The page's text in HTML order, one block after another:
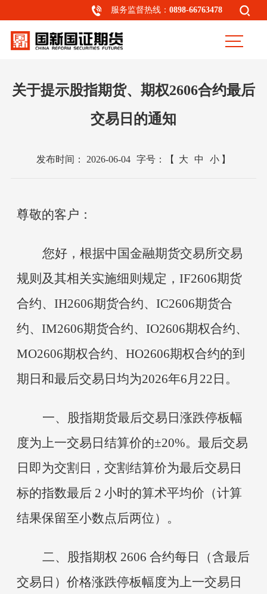
服务监督热线：0898-66763478
关于提示股指期货、期权2606合约最后
交易日的通知
发布时间： 2026-06-04 字号： 【 大 中 小 】
尊敬的客户：
您好，根据中国金融期货交易所交易
规则及其相关实施细则规定， IF2606期货
合约、IH2606期货合约、IC2606期货合
约、IM2606期货合约、IO2606期权合约、
MO2606期权合约、HO2606期权合约的到
期日和最后交易日均为2026年6月22日。
一、股指期货最后交易日涨跌停板幅
度为上一交易日结算价的±20%。最后交易
日即为交割日，交割结算价为最后交易日
标的指数最后 2 小时的算术平均价（计算
结果保留至小数点后两位）。
二、股指期权 2606 合约每日（含最后
交易日）价格涨跌停板幅度为上一交易日